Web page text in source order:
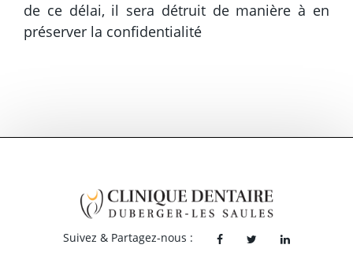
de ce délai, il sera détruit de manière à en
préserver la confidentialité
Suivez & Partagez-nous :